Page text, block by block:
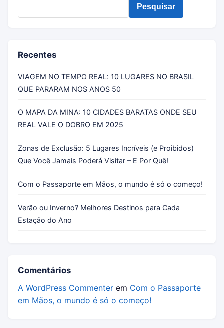
Pesquisar
Recentes
VIAGEM NO TEMPO REAL: 10 LUGARES NO BRASIL
QUE PARARAM NOS ANOS 50
O MAPA DA MINA: 10 CIDADES BARATAS ONDE SEU
REAL VALE O DOBRO EM 2025
Zonas de Exclusão: 5 Lugares Incríveis (e Proibidos)
Que Você Jamais Poderá Visitar – E Por Quê!
Com o Passaporte em Mãos, o mundo é só o começo!
Verão ou Inverno? Melhores Destinos para Cada
Estação do Ano
Comentários
A WordPress Commenter em Com o Passaporte
em Mãos, o mundo é só o começo!